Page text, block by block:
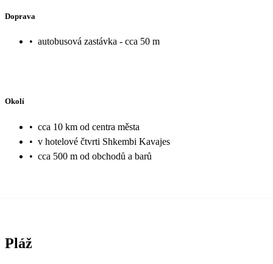
Doprava
• autobusová zastávka - cca 50 m
Okolí
• cca 10 km od centra města
• v hotelové čtvrti Shkembi Kavajes
• cca 500 m od obchodů a barů
Pláž